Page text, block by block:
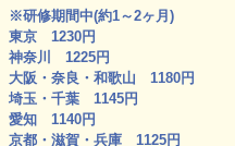
※研修期間中(約1～2ヶ月)
東京 1230円
神奈川 1225円
大阪・奈良・和歌山 1180円
埼玉・千葉 1145円
愛知 1140円
京都・滋賀・兵庫 1125円